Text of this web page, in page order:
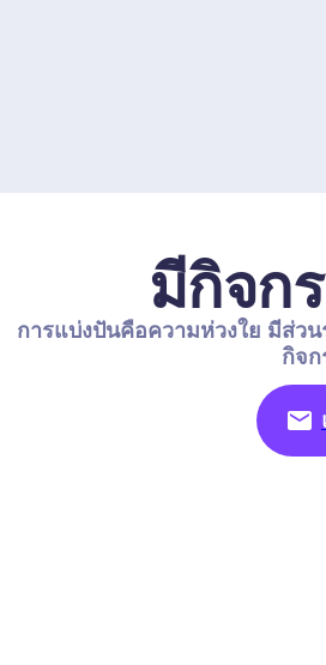
มีกิจก
การแบ่งปันคือความห่วงใย มีส่ว
กิจ